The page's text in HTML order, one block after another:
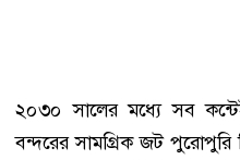
২০৩০ সালের মধ্যে সব
বন্দরের সামগ্রিক জট